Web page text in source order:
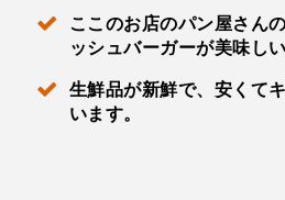
ここのお店のパン屋さん
ッシュバーガーが美味し
生鮮品が新鮮で、安くて
います。